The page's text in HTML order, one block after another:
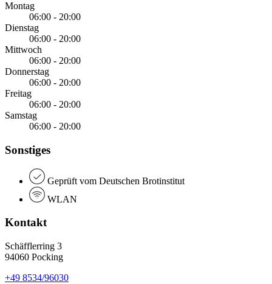
Montag
06:00 - 20:00
Dienstag
06:00 - 20:00
Mittwoch
06:00 - 20:00
Donnerstag
06:00 - 20:00
Freitag
06:00 - 20:00
Samstag
06:00 - 20:00
Sonstiges
Geprüft vom Deutschen Brotinstitut
WLAN
Kontakt
Schäfflerring 3
94060 Pocking
+49 8534/96030